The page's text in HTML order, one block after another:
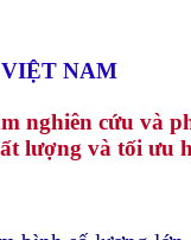
NAM
nghiên cứu và
lượng và tối